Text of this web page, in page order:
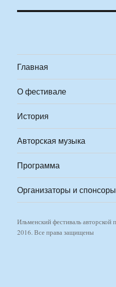
Главная
О фестивале
История
Авторская музыка
Программа
Организаторы и спонсоры
Ильменский фестиваль авторской
2016. Все права защищены